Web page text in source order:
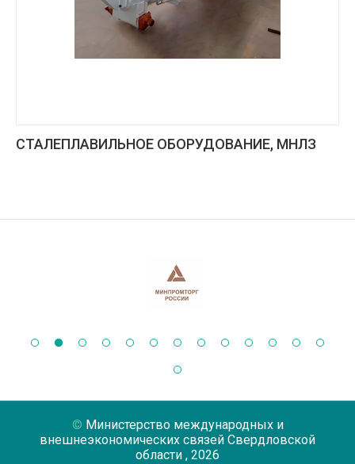
СТАЛЕПЛАВИЛЬНОЕ ОБОРУДОВАНИЕ, МНЛЗ
Министерство международных и
внешнеэкономических связей Свердловской
области , 2026